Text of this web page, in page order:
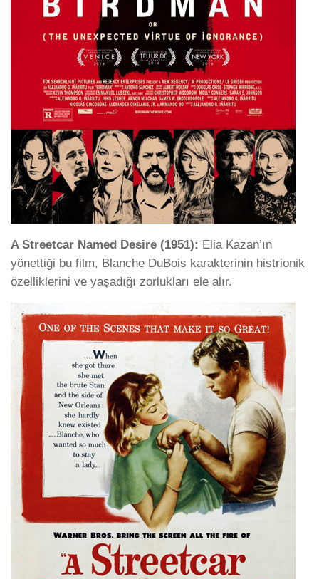
A Streetcar Named Desire (1951): Elia Kazan’ın
yönettiği bu film, Blanche DuBois karakterinin histrionik
özelliklerini ve yaşadığı zorlukları ele alır.